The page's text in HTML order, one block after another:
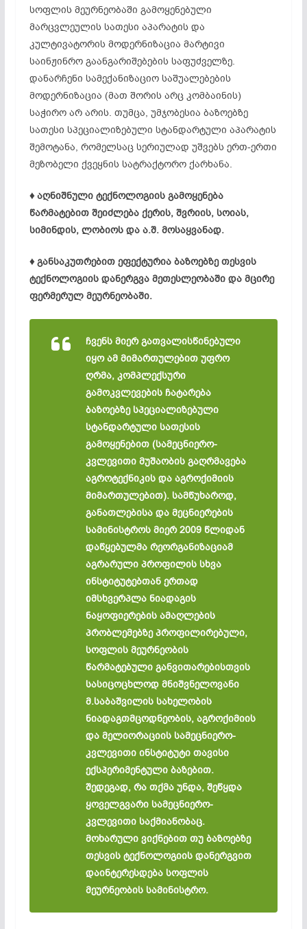
სოფლის მეურნეობაში გამოყენებული
მარცვლეულის სათესი აპარატის და
კულტივატორის მოდერნიზაცია მარტივი
საინჟინრო გაანგარიშებების საფუძველზე.
დანარჩენი სამექანიზაციო საშუალებების
მოდერნიზაცია (მათ შორის არც კომბაინის)
საჭირო არ არის. თუმცა, უმჯობესია ბაზოებზე
სათესი სპეციალიზებული სტანდარტული აპარატის
შემოტანა, რომელსაც სერიულად უშვებს ერთ-ერთი
მეზობელი ქვეყნის სატრაქტორო ქარხანა.
♦ აღნიშნული ტექნოლოგიის გამოყენება
წარმატებით შეიძლება ქერის, შვრიის, სოიას,
სიმინდის, ლობიოს და ა.შ. მოსაყვანად.
♦ განსაკუთრებით ეფექტურია ბაზოებზე თესვის
ტექნოლოგიის დანერგვა მეთესლეობაში და მცირე
ფერმერულ მეურნეობაში.
ჩვენს მიერ გათვალისწინებული
იყო ამ მიმართულებით უფრო
ღრმა, კომპლექსური
გამოკვლევების ჩატარება
ბაზოებზე სპეციალიზებული
სტანდარტული სათესის
გამოყენებით (სამეცნიერო-
კვლევითი მუშაობის გაღრმავება
აგროტექნიკის და აგროქიმიის
მიმართულებით). სამწუხაროდ,
განათლებისა და მეცნიერების
სამინისტროს მიერ 2009 წლიდან
დაწყებულმა რეორგანიზაციამ
აგრარული პროფილის სხვა
ინსტიტუტებთან ერთად
იმსხვერპლა ნიადაგის
ნაყოფიერების ამაღლების
პრობლემებზე პროფილირებული,
სოფლის მეურნეობის
წარმატებული განვითარებისთვის
სასიცოცხლოდ მნიშვნელოვანი
მ.საბაშვილის სახელობის
ნიადაგთმცოდნეობის, აგროქიმიის
და მელიორაციის სამეცნიერო-
კვლევითი ინსტიტუტი თავისი
ექსპერიმენტული ბაზებით.
შედეგად, რა თქმა უნდა, შეწყდა
ყოველგვარი სამეცნიერო-
კვლევითი საქმიანობაც.
მოხარული ვიქნებით თუ ბაზოებზე
თესვის ტექნოლოგიის დანერგვით
დაინტერესდება სოფლის
მეურნეობის სამინისტრო.